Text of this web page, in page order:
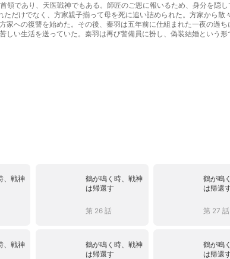
領であり、天医戦神でもある。師匠のご恩に報いるため、身分を隠
だけでなく、方家親子揃って母を死に追い詰められた。方家から
家への復讐を始めた。その後、秦羽は五年前に仕組まれた一夜の過
しい生活を送っていた。秦羽は再び警備員に扮し、偽装結婚とい
、戦神
鶴が鳴く時、戦神
は帰還す
第 26 話
鶴が鳴
は帰還
第 27 話
、戦神
鶴が鳴く時、戦神
は帰還す
鶴が鳴
は帰還